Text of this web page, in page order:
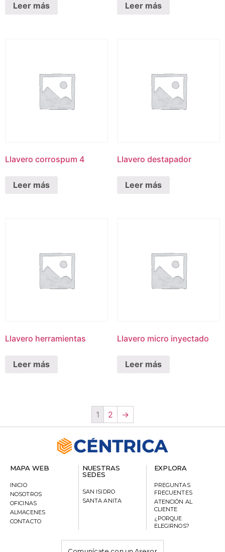
Leer más Leer más
Llavero corrospum 4
Leer más
Llavero destapador
Leer más
Llavero herramientas
Leer más
Llavero micro inyectado
Leer más
1 2 →
MAPA WEB
INICIO
NOSOTROS
OFICINAS
ALMACENES
CONTACTO
NUESTRAS
SEDES
SAN ISIDRO
SANTA ANITA
EXPLORA
PREGUNTAS
FRECUENTES
ATENCIÓN AL
CLIENTE
¿PORQUE
ELEGIRNOS?